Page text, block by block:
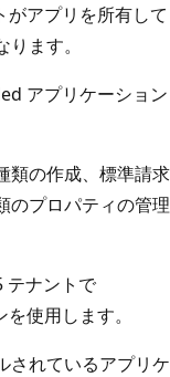
アプリを所有して
ます。
アプリケーション
類の作成、標準請求
のプロパティの管理
ナントで
使用します。
されているアプリケ